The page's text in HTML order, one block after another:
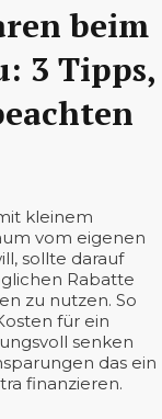
beim
3 Tipps,
kleinem
vom eigenen
sollte darauf
Rabatte
zu nutzen. So
für ein
senken
das ein
finanzieren.